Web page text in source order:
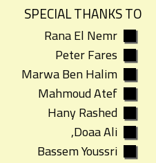
SPECIAL THANKS TO
Rana El Nemr
Peter Fares
Marwa Ben Halim
Mahmoud Atef
Hany Rashed
Doaa Ali,
Bassem Youssri